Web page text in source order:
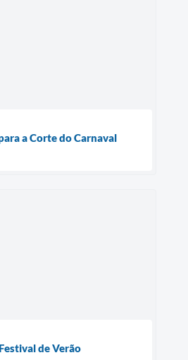
a Corte do Carnaval
de Verão